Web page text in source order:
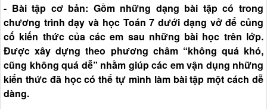
- Bài tập cơ bản: Gồm những dạng bài tập có trong
chương trình dạy và học Toán 7 dưới dạng vở để củng
cố kiến thức của các em sau những bài học trên lớp.
Được xây dựng theo phương châm “không quá khó,
cũng không quá dễ” nhằm giúp các em vận dụng những
kiến thức đã học có thể tự mình làm bài tập một cách dễ
dàng.